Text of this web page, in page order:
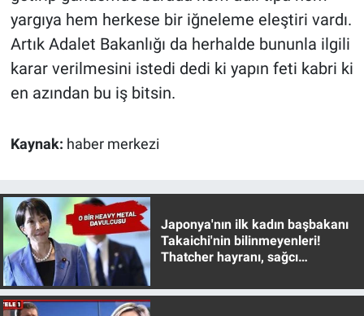
yargıya hem herkese bir iğneleme eleştiri vardı.
Artık Adalet Bakanlığı da herhalde bununla ilgili
karar verilmesini istedi dedi ki yapın feti kabri ki
en azından bu iş bitsin.
Kaynak: haber merkezi
Japonya'nın ilk kadın başbakanı
Takaichi'nin bilinmeyenleri!
Thatcher hayranı, sağcı